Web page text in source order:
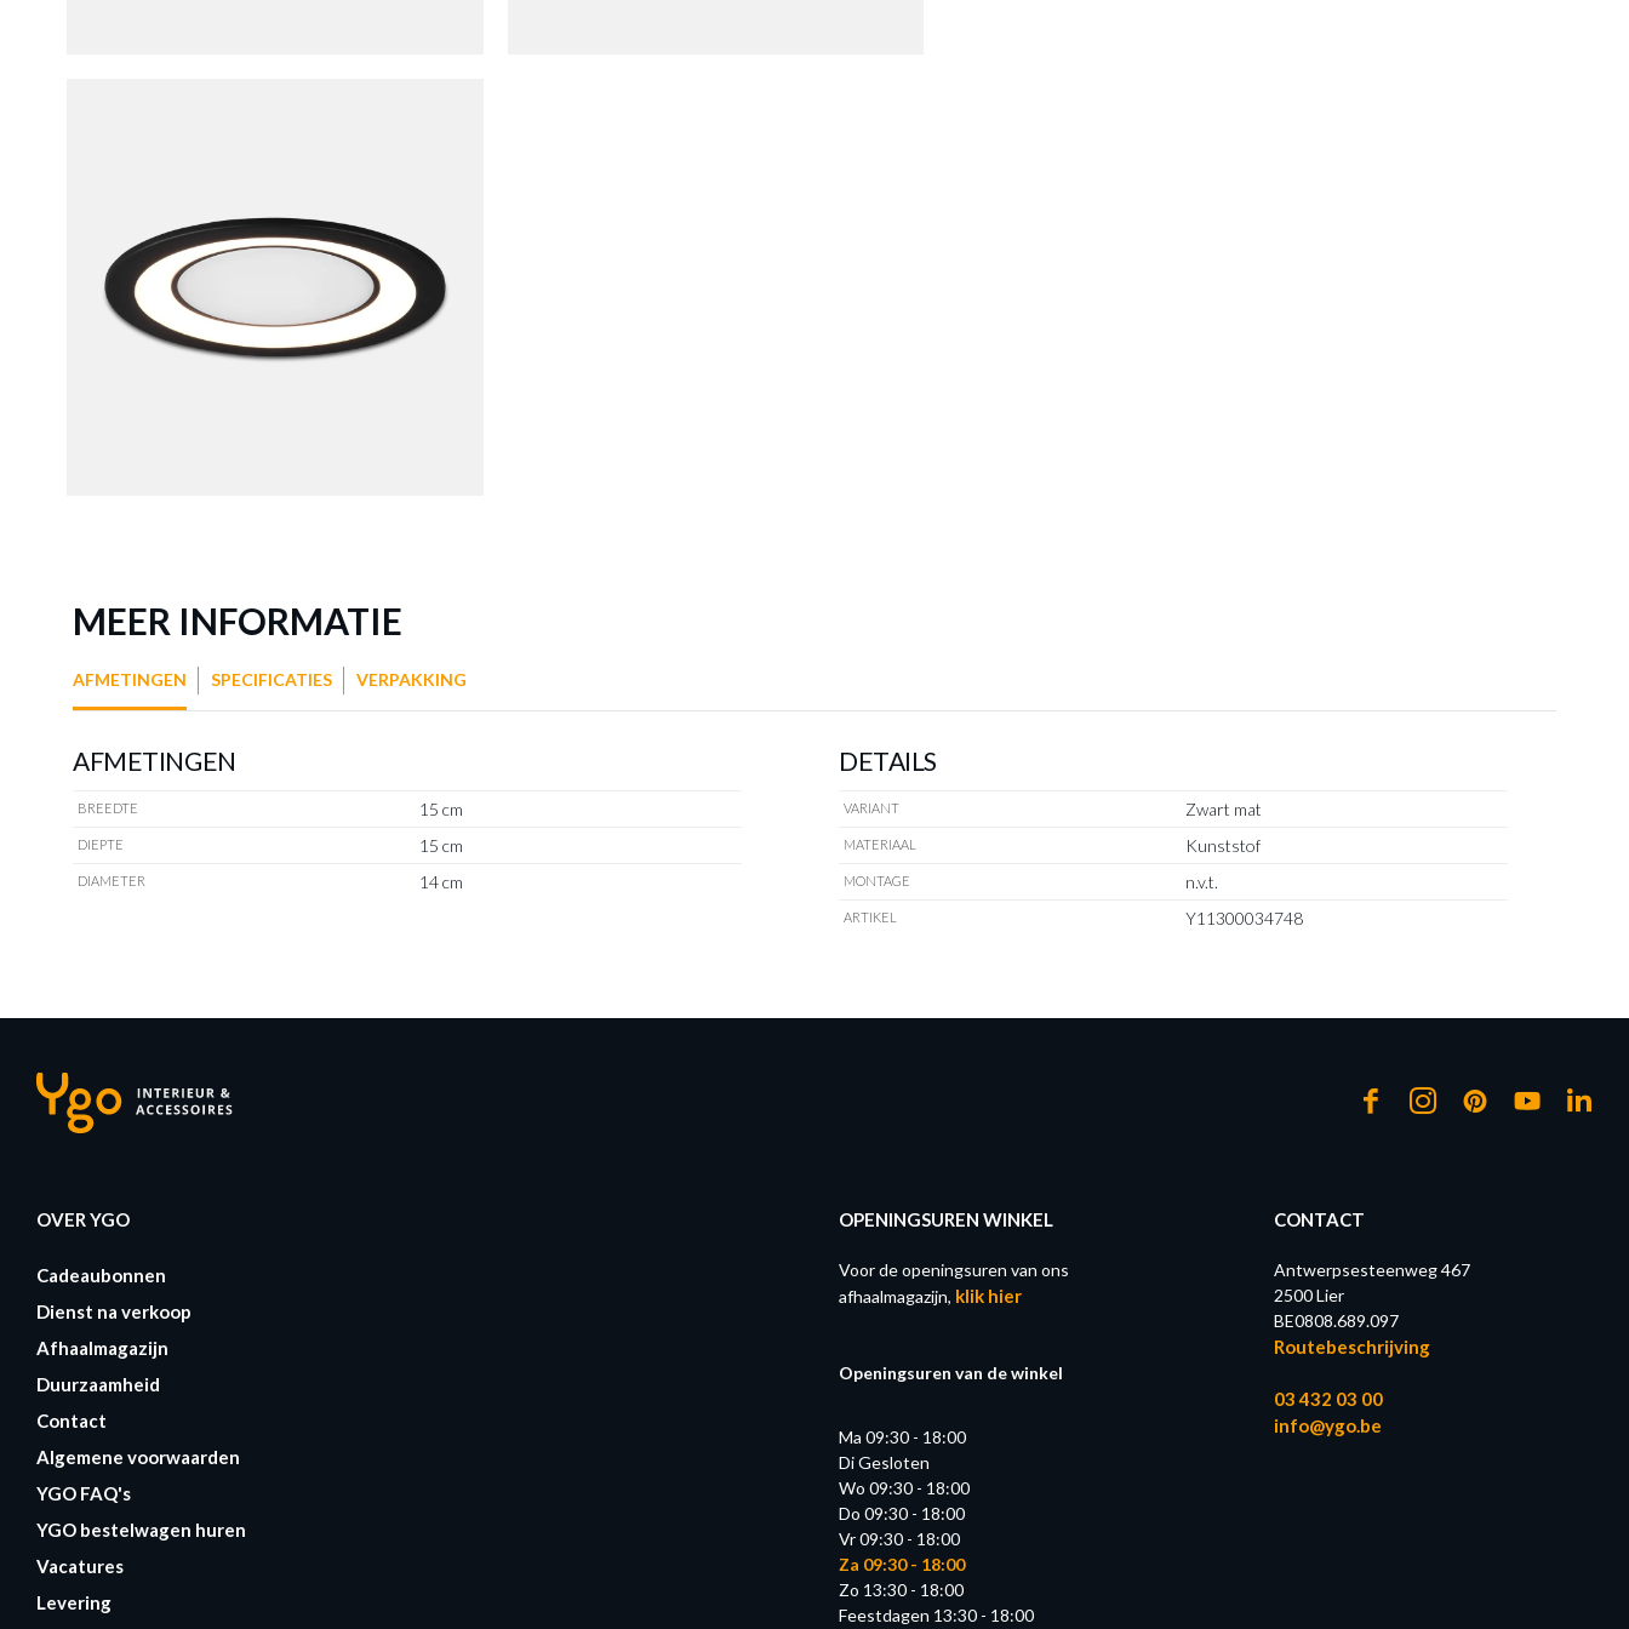
MEER INFORMATIE
AFMETINGEN SPECIFICATIES VERPAKKING
AFMETINGEN
BREEDTE 15 cm
DIEPTE 15 cm
DIAMETER 14 cm
DETAILS
VARIANT Zwart mat
MATERIAAL Kunststof
MONTAGE n.v.t.
ARTIKEL Y11300034748
OVER YGO
Cadeaubonnen
Dienst na verkoop
Afhaalmagazijn
Duurzaamheid
Contact
Algemene voorwaarden
YGO FAQ's
YGO bestelwagen huren
Vacatures
Levering
OPENINGSUREN WINKEL
Voor de openingsuren van ons
afhaalmagazijn, klik hier
Openingsuren van de winkel
Ma 09:30 - 18:00
Di Gesloten
Wo 09:30 - 18:00
Do 09:30 - 18:00
Vr 09:30 - 18:00
Za 09:30 - 18:00
Zo 13:30 - 18:00
Feestdagen 13:30 - 18:00
CONTACT
Antwerpsesteenweg 467
2500 Lier
BE0808.689.097
Routebeschrijving
03 432 03 00
info@ygo.be